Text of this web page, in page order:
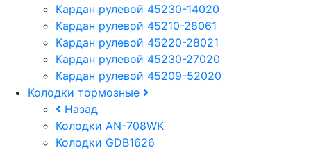
Кардан рулевой 45230-14020
Кардан рулевой 45210-28061
Кардан рулевой 45220-28021
Кардан рулевой 45230-27020
Кардан рулевой 45209-52020
Колодки тормозные
Назад
Колодки AN-708WK
Колодки GDB1626